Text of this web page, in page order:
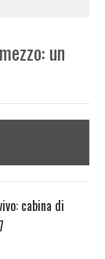
un
cabina di